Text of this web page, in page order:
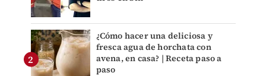
¿Cómo hacer una deliciosa y
fresca agua de horchata con
avena, en casa? | Receta paso a
paso